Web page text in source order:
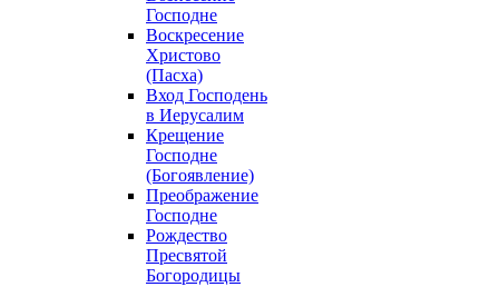
Господне
Воскресение
Христово
(Пасха)
Вход Господень
в Иерусалим
Крещение
Господне
(Богоявление)
Преображение
Господне
Рождество
Пресвятой
Богородицы